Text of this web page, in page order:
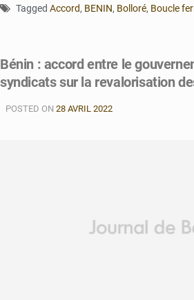
Tagged Accord, BENIN, Bolloré, Boucle
Bénin : accord entre le
syndicats sur la revalorisation
POSTED ON 28 AVRIL 2022